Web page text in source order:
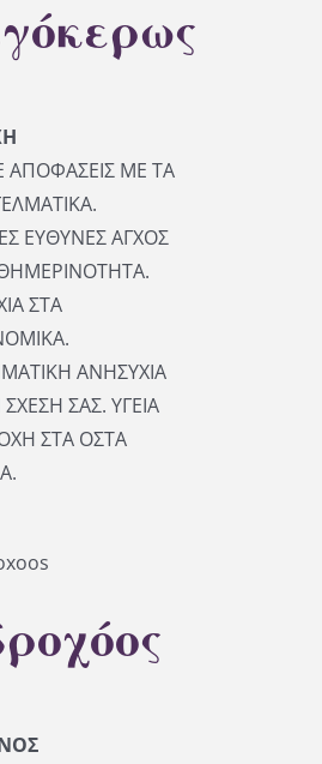
ΑΠΟΦΑΣΕΙΣ ΜΕ ΤΑ
ΕΥΘΥΝΕΣ ΑΓΧΟΣ
ΣΤΑ
ΑΝΗΣΥΧΙΑ
ΣΧΕΣΗ ΣΑΣ. ΥΓΕΙΑ
ΣΤΑ ΟΣΤΑ